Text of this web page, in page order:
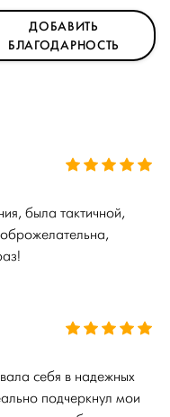
ДОБАВИТЬ
БЛАГОДАРНОСТЬ
была тактичной,
себя в надежных
подчеркнул мои